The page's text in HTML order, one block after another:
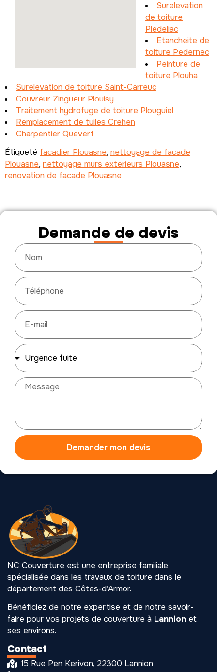
Surelevation
de toiture
Pledeliac
Etancheite de
toiture Pedernec
Peinture de
toiture Plouha
Surelevation de toiture Saint-Carreuc
Couvreur Zingueur Plouisy
Traitement hydrofuge de toiture Plouguiel
Remplacement de tuiles Crehen
Charpentier Quevert
Étiqueté facadier Plouasne, nettoyage de facade
Plouasne, nettoyage murs exterieurs Plouasne,
renovation de facade Plouasne
Demande de devis
Demander mon devis
NC Couverture est une entreprise familiale
spécialisée dans les travaux de toiture dans le
département des Côtes-d’Armor.
Bénéficiez de notre expertise et de notre savoir-
faire pour vos projets de couverture à Lannion et
ses environs.
Contact
15 Rue Pen Kerivon, 22300 Lannion